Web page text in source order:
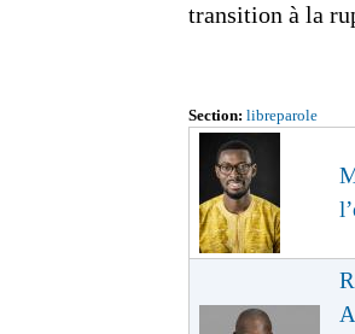
transition à la
Section: libreparole